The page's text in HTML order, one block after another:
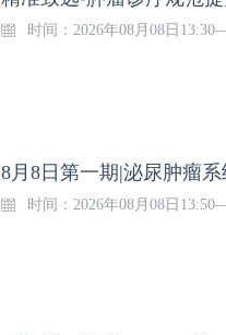
时间：2026年08月08日
8月8日第一期|泌尿肿瘤
时间：2026年08月08日